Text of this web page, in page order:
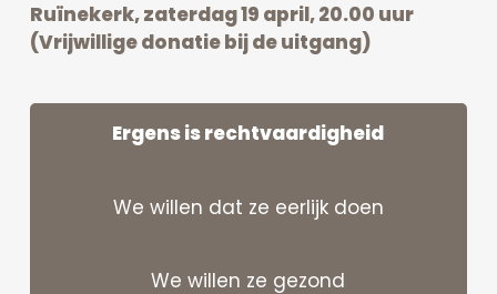
Ruïnekerk, zaterdag 19 april, 20.00 uur
(Vrijwillige donatie bij de uitgang)
Ergens is rechtvaardigheid
We willen dat ze eerlijk doen
We willen ze gezond